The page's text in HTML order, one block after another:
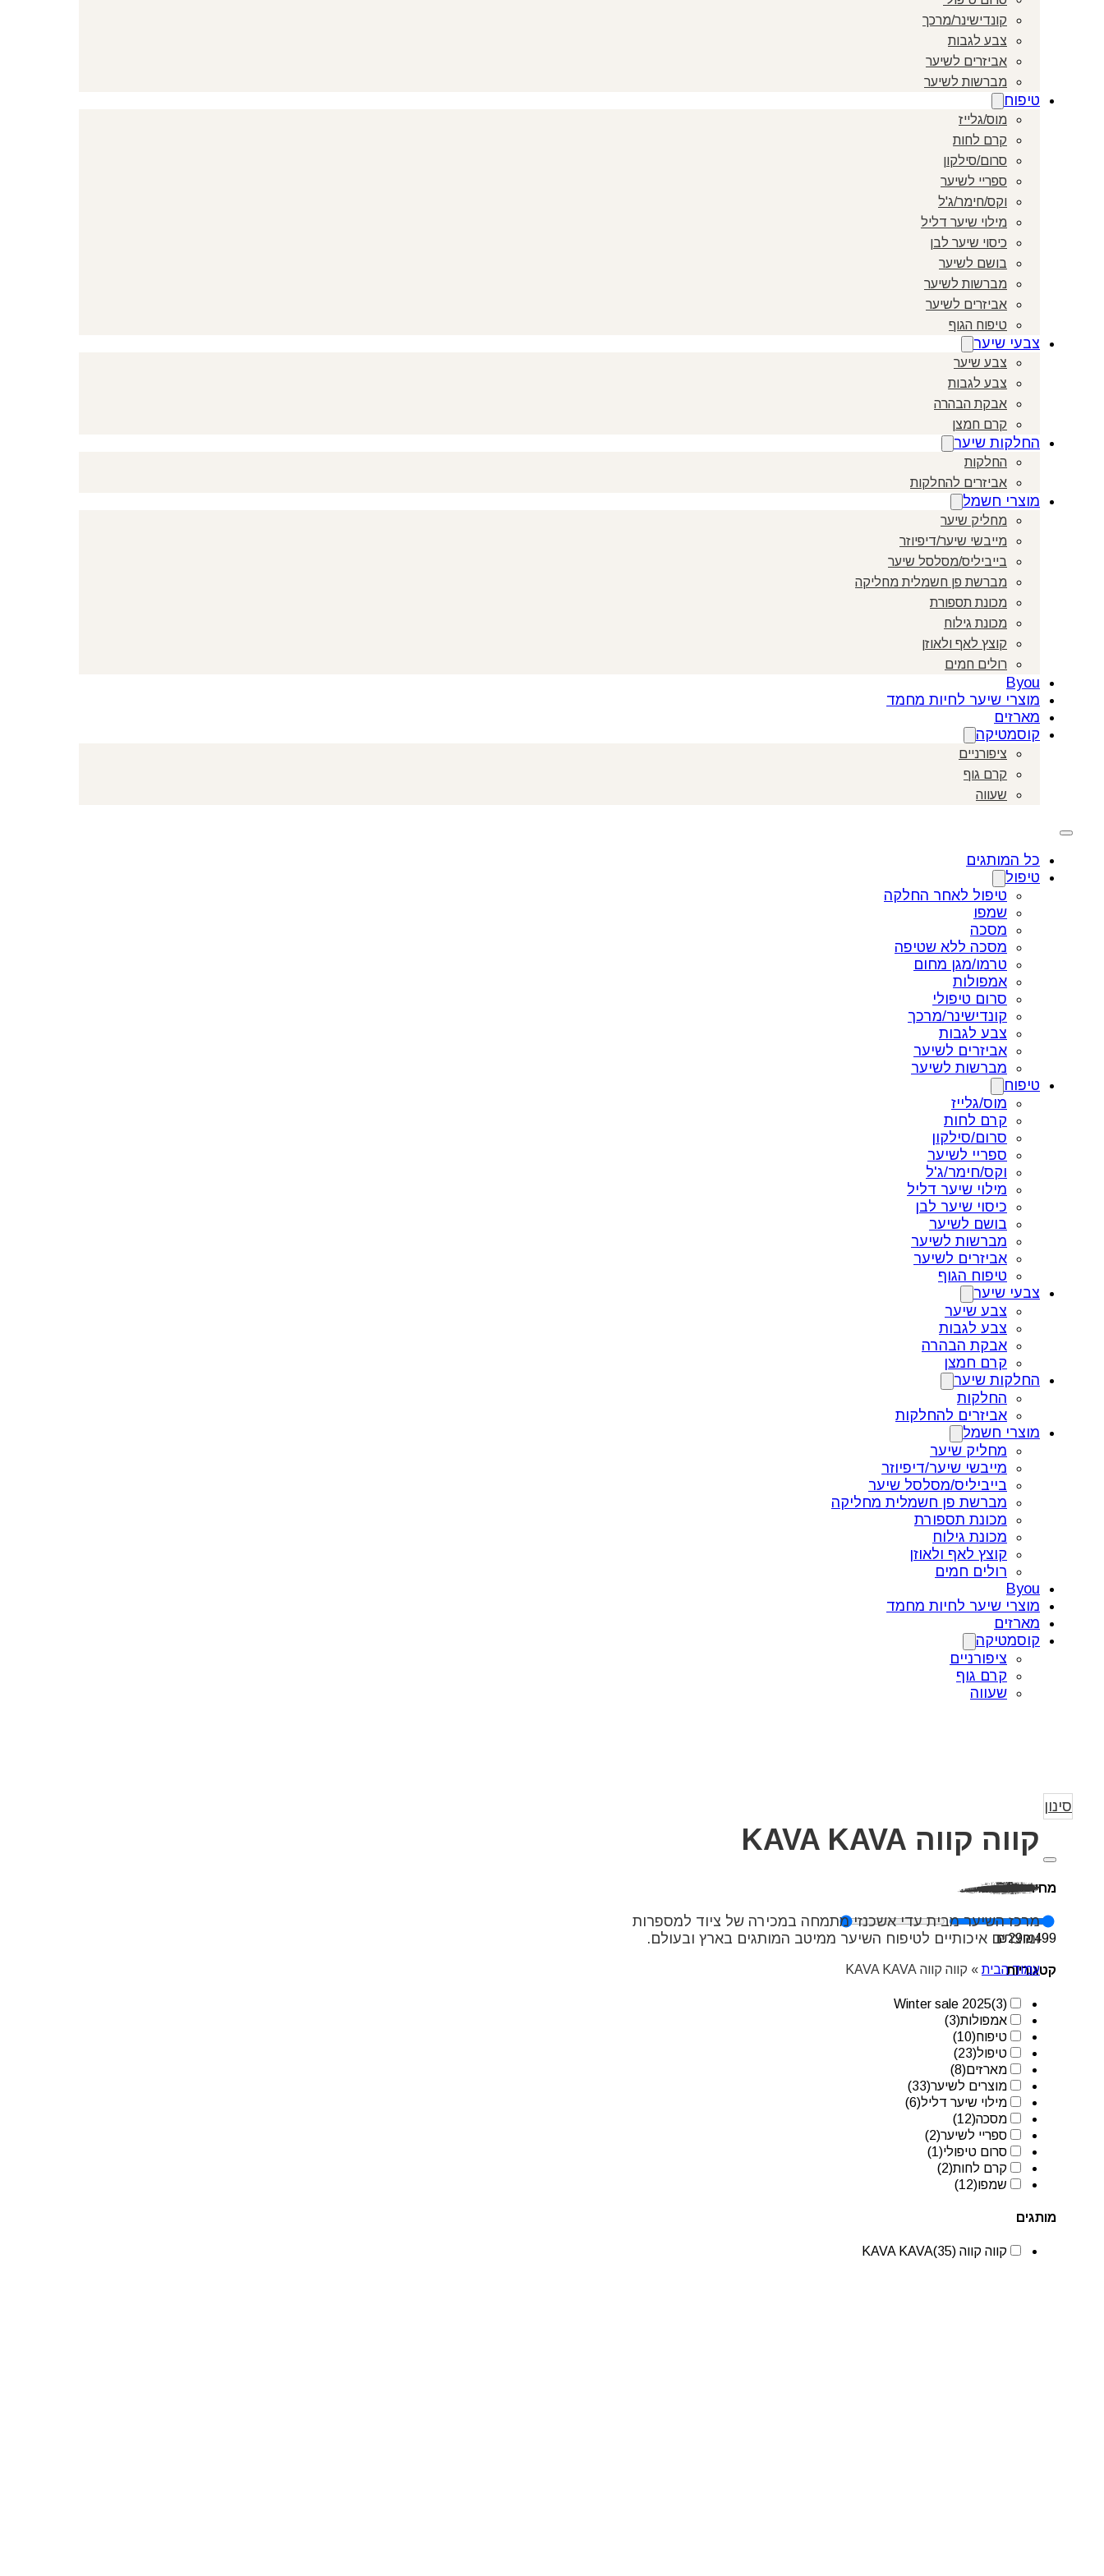
קונדישינר/מרכך
צבע לגבות
אביזרים לשיער
מברשות לשיער
טיפוח
מוס/גלייז
קרם לחות
סרום/סילקון
ספריי לשיער
וקס/חימר/ג'ל
מילוי שיער דליל
כיסוי שיער לבן
בושם לשיער
מברשות לשיער
אביזרים לשיער
טיפוח הגוף
צבעי שיער
צבע שיער
צבע לגבות
אבקת הבהרה
קרם חמצן
החלקות שיער
החלקות
אביזרים להחלקות
מוצרי חשמל
מחליק שיער
מייבשי שיער/דיפיוזר
בייביליס/מסלסל שיער
מברשת פן חשמלית מחליקה
מכונת תספורת
מכונת גילוח
קוצץ לאף ולאוזן
רולים חמים
Byou
מוצרי שיער לחיות מחמד
מארזים
קוסמטיקה
ציפורניים
קרם גוף
שעווה
כל המותגים
טיפול
טיפול לאחר החלקה
שמפו
מסכה
מסכה ללא שטיפה
טרמו/מגן מחום
אמפולות
סרום טיפולי
קונדישינר/מרכך
צבע לגבות
אביזרים לשיער
מברשות לשיער
טיפוח
מוס/גלייז
קרם לחות
סרום/סילקון
ספריי לשיער
וקס/חימר/ג'ל
מילוי שיער דליל
כיסוי שיער לבן
בושם לשיער
מברשות לשיער
אביזרים לשיער
טיפוח הגוף
צבעי שיער
צבע שיער
צבע לגבות
אבקת הבהרה
קרם חמצן
החלקות שיער
החלקות
אביזרים להחלקות
מוצרי חשמל
מחליק שיער
מייבשי שיער/דיפיוזר
בייביליס/מסלסל שיער
מברשת פן חשמלית מחליקה
מכונת תספורת
מכונת גילוח
קוצץ לאף ולאוזן
רולים חמים
Byou
מוצרי שיער לחיות מחמד
מארזים
קוסמטיקה
ציפורניים
קרם גוף
שעווה
קווה קווה KAVA KAVA
מרכז השיער מבית עדי אשכנזי מתמחה במכירה של ציוד למספרות
ומוצרים איכותיים לטיפוח השיער ממיטב המותגים בארץ ובעולם.
עמוד הבית » קווה קווה KAVA KAVA
סינון
מחיר
₪29₪499
קטגוריות
Winter sale 2025(3)
אמפולות(3)
טיפוח(10)
טיפול(23)
מארזים(8)
מוצרים לשיער(33)
מילוי שיער דליל(6)
מסכה(12)
ספריי לשיער(2)
סרום טיפולי(1)
קרם לחות(2)
שמפו(12)
מותגים
קווה קווה KAVA KAVA (35)